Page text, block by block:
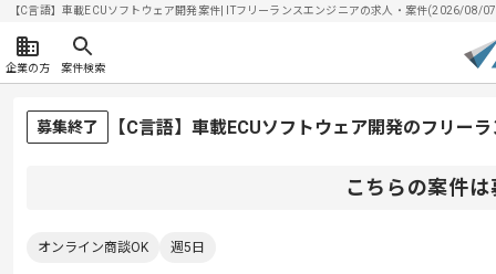
【C言語】車載ECUソフトウェア開発案件| ITフリーランスエンジニアの求人・案件(2026/08/
企業の方 案件検索
募集終了 【C言語】車載ECUソフトウェア開発のフリー
こちらの案件
オンライン商談OK 週5日